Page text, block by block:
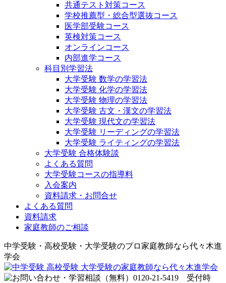
共通テスト対策コース
学校推薦型・総合型選抜コース
医学部受験コース
英検対策コース
オンラインコース
内部進学コース
科目別学習法
大学受験 数学の学習法
大学受験 化学の学習法
大学受験 物理の学習法
大学受験 古文・漢文の学習法
大学受験 現代文の学習法
大学受験 リーディングの学習法
大学受験 ライティングの学習法
大学受験 合格体験談
よくある質問
大学受験コースの指導料
入会案内
資料請求・お問合せ
よくある質問
資料請求
家庭教師のご相談
中学受験・高校受験・大学受験のプロ家庭教師なら代々木進
学会